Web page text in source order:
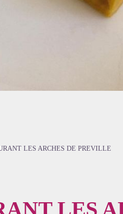
LES ARCHES DE PREVILLE